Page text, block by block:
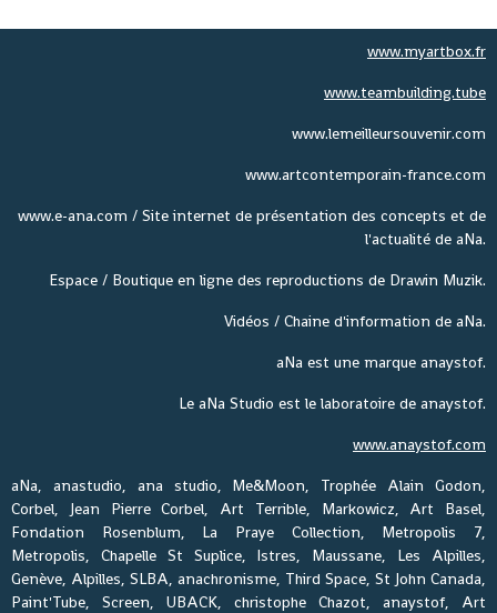
www.myartbox.fr
www.teambuilding.tube
www.lemeilleursouvenir.com
www.artcontemporain-france.com
www.e-ana.com / Site internet de présentation des concepts et de
l'actualité de aNa.
Espace / Boutique en ligne des reproductions de Drawin Muzik.
Vidéos / Chaine d'information de aNa.
aNa est une marque anaystof.
Le aNa Studio est le laboratoire de anaystof.
www.anaystof.com
aNa, anastudio, ana studio, Me&Moon, Trophée Alain Godon,
Corbel, Jean Pierre Corbel, Art Terrible, Markowicz, Art Basel,
Fondation Rosenblum, La Praye Collection, Metropolis 7,
Metropolis, Chapelle St Suplice, Istres, Maussane, Les Alpilles,
Genève, Alpilles, SLBA, anachronisme, Third Space, St John Canada,
Paint'Tube, Screen, UBACK, christophe Chazot, anaystof, Art